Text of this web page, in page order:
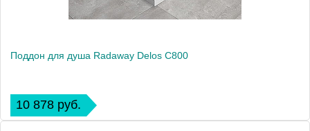
Поддон для душа Radaway Delos C800
10 878 руб.